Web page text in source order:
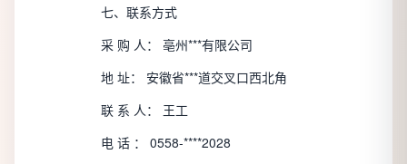
七、联系方式
采 购 人： 亳州***有限公司
地址： 安徽省***道交叉口西北角
联 系 人： 王工
电话 ：0558-****2028